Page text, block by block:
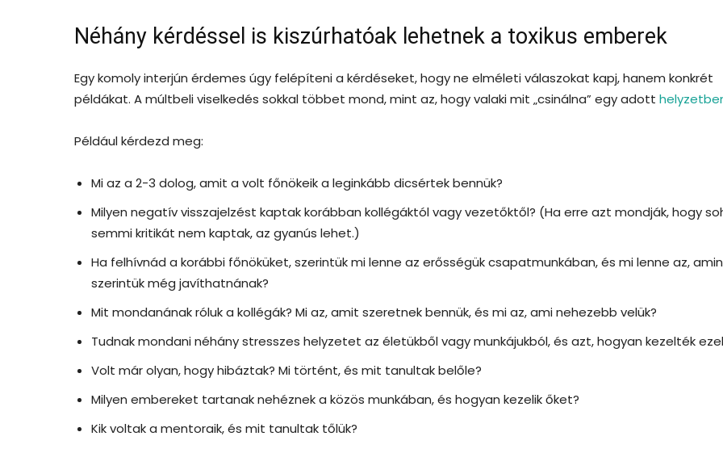
Néhány kérdéssel is kiszúrhatóak lehetnek a toxikus emberek
Egy komoly interjún érdemes úgy felépíteni a kérdéseket, hogy ne elméleti válaszokat kapj, hanem konkrét
példákat. A múltbeli viselkedés sokkal többet mond, mint az, hogy valaki mit „csinálna” egy adott
Például kérdezd meg:
Mi az a 2-3 dolog, amit a volt főnökeik a leginkább dicsértek bennük?
Milyen negatív visszajelzést kaptak korábban kollégáktól vagy vezetőktől? (Ha erre azt mondják, hogy
semmi kritikát nem kaptak, az gyanús lehet.)
Ha felhívnád a korábbi főnöküket, szerintük mi lenne az erősségük csapatmunkában, és mi lenne az, amin
szerintük még javíthatnának?
Mit mondanának róluk a kollégák? Mi az, amit szeretnek bennük, és mi az, ami nehezebb velük?
Tudnak mondani néhány stresszes helyzetet az életükből vagy munkájukból, és azt, hogyan kezelték
Volt már olyan, hogy hibáztak? Mi történt, és mit tanultak belőle?
Milyen embereket tartanak nehéznek a közös munkában, és hogyan kezelik őket?
Kik voltak a mentoraik, és mit tanultak tőlük?